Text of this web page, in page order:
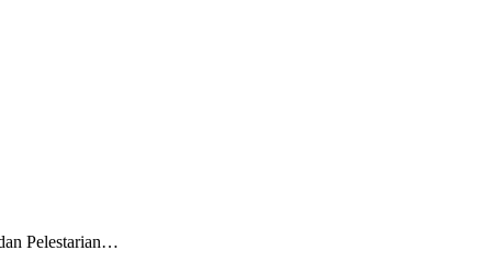
Pelestarian…